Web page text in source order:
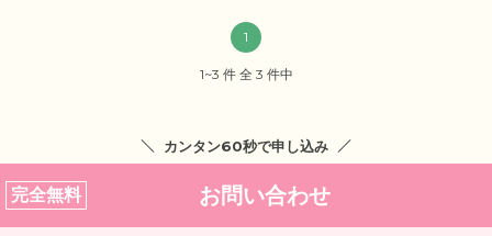
1
1~3 件 全 3 件中
カンタン60秒で申し込み
完全無料 お問い合わせ